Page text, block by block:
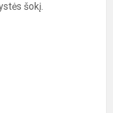
šokį.